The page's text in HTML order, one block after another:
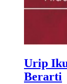
Urip
Berarti